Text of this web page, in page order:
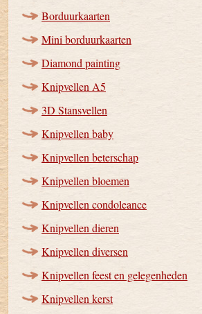
Borduurkaarten
Mini borduurkaarten
Diamond painting
Knipvellen A5
3D Stansvellen
Knipvellen baby
Knipvellen beterschap
Knipvellen bloemen
Knipvellen condoleance
Knipvellen dieren
Knipvellen diversen
Knipvellen feest en gelegenheden
Knipvellen kerst